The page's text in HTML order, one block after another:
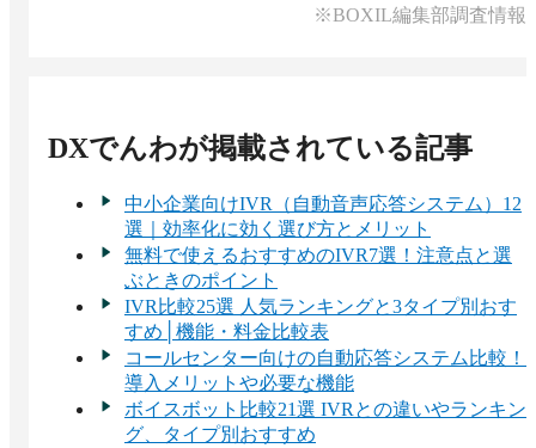
ています。電話対応の記録を既存の業務管理フロ
※BOXIL編集部調査情報
DXでんわが掲載されている記事
中小企業向けIVR（自動音声応答システム）12
選｜効率化に効く選び方とメリット
無料で使えるおすすめのIVR7選！注意点と選
ぶときのポイント
IVR比較25選 人気ランキングと3タイプ別おす
すめ│機能・料金比較表
コールセンター向けの自動応答システム比較！
導入メリットや必要な機能
ボイスボット比較21選 IVRとの違いやランキン
グ、タイプ別おすすめ